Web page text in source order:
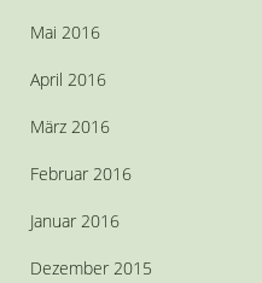
Mai 2016
April 2016
März 2016
Februar 2016
Januar 2016
Dezember 2015